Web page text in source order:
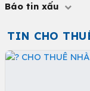
Báo tin xấu
TIN CHO